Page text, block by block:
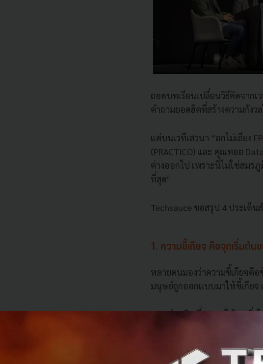
ถอดบทเรียนเปลี่ยนวิธีคิดจากเ
คำถามยอดฮิตที่สร้างความกัง
แต่บนเวทีเสวนา “ถกไม่เถียง
(PRACTICO) และ คุณทอย
ต่างออกไป เพราะนี่ไม่ใช่สม
ที่สุด"
Techsauce ขอสรุป 4 ประเด็
1. ความขี้เกียจ คือจุดเริ่มต้
หลายคนมองว่าความขี้เกียจคื
มนุษย์ถูกออกแบบมาให้ขี้เกียจ
มนุษย์ยุคหินที่เอาแต่ใช้แรงวิ่ง
เทคโนโลยีทุกยุคสมัยมีเป้าห